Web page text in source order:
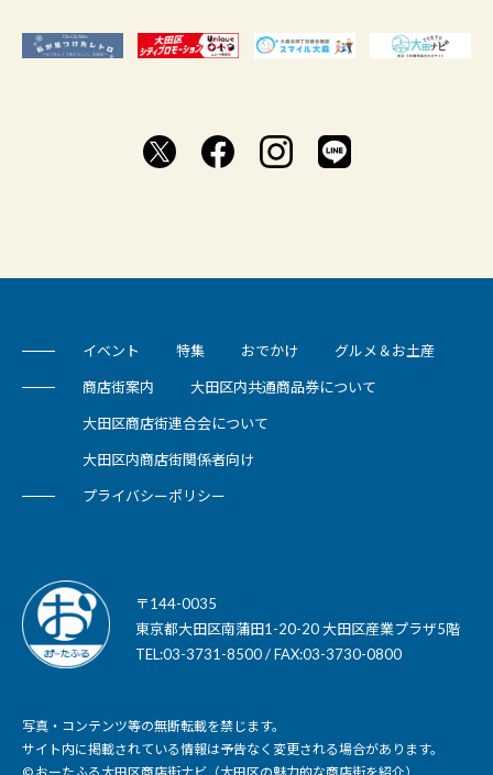
イベント 特集 おでかけ グルメ＆お土産
商店街案内 大田区内共通商品券について
大田区商店街連合会について
大田区内商店街関係者向け
プライバシーポリシー
〒144-0035
東京都大田区南蒲田1-20-20 大田区産業プラザ5階
TEL:03-3731-8500 / FAX:03-3730-0800
写真・コンテンツ等の無断転載を禁じます。
サイト内に掲載されている情報は予告なく変更される場合があります。